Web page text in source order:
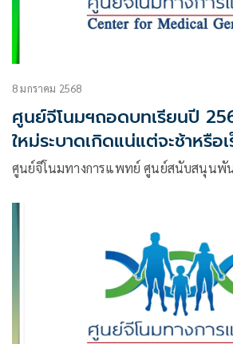
8 มกราคม 2568
ศูนย์จีโนมฯถอดบทเรียนปี
ใหม่ระบาดเกิดแน่แต่จะช้าหรือ
ศูนย์จีโนมทางการแพทย์ ศูนย์สนับสนุนพั